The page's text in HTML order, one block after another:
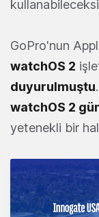
GoPro'nun
watchOS 2
duyurulmuştu
watchOS 2
yetenekli bir